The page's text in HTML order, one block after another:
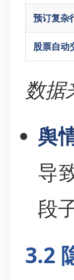
预订复杂
股票自动
数据
舆
导
段
3.2